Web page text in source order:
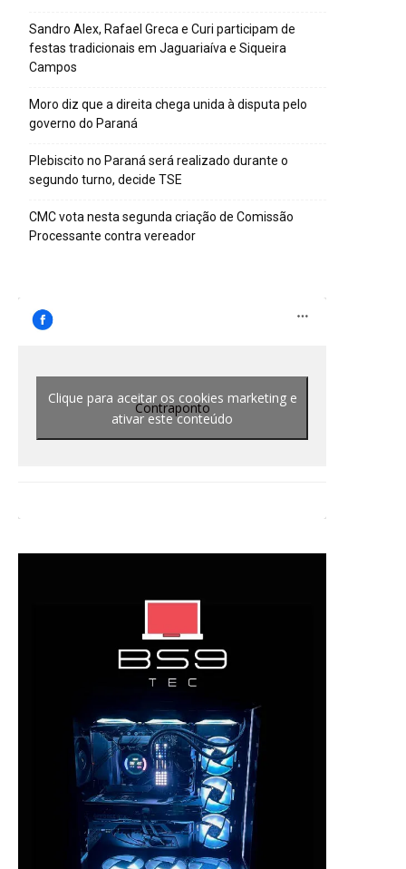
Sandro Alex, Rafael Greca e Curi participam de
festas tradicionais em Jaguariaíva e Siqueira
Campos
Moro diz que a direita chega unida à disputa pelo
governo do Paraná
Plebiscito no Paraná será realizado durante o
segundo turno, decide TSE
CMC vota nesta segunda criação de Comissão
Processante contra vereador
Contraponto
Clique para aceitar os cookies marketing e
ativar este conteúdo